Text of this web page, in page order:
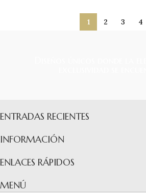
1 2 3 4
ENTRADAS RECIENTES
INFORMACIÓN
ENLACES RÁPIDOS
MENÚ